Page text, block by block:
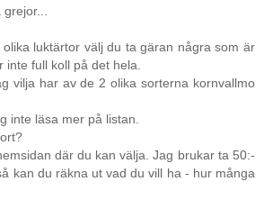
grejor...
olika luktärtor välj du ta gäran några som är
inte full koll på det hela.
vilja har av de 2 olika sorterna kornvallmo
inte läsa mer på listan.
där du kan välja. Jag brukar ta 50:-
kan du räkna ut vad du vill ha - hur många